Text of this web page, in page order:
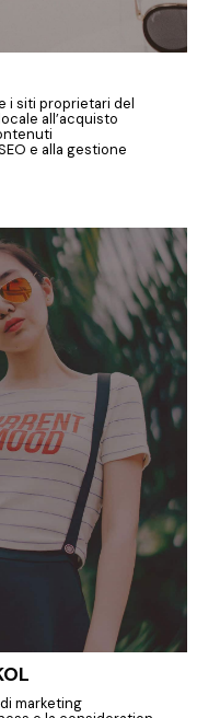
i siti proprietari del
all’acquisto
e alla gestione
marketing